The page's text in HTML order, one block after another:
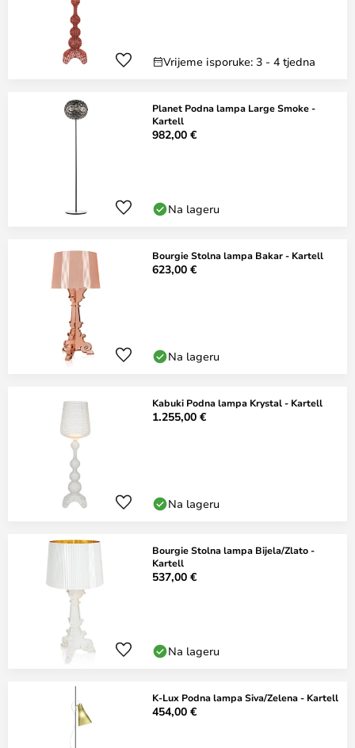
Vrijeme isporuke: 3 - 4 tjedna
Planet Podna lampa Large Smoke -
Kartell
982,00 €
Na lageru
Bourgie Stolna lampa Bakar - Kartell
623,00 €
Na lageru
Kabuki Podna lampa Krystal - Kartell
1.255,00 €
Na lageru
Bourgie Stolna lampa Bijela/Zlato -
Kartell
537,00 €
Na lageru
K-Lux Podna lampa Siva/Zelena - Kartell
454,00 €